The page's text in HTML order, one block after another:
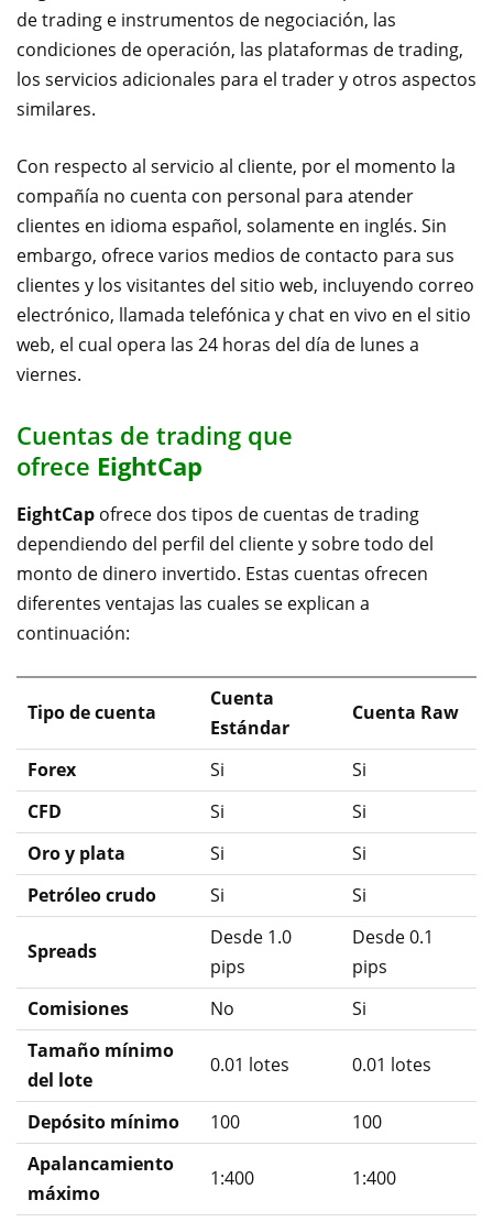
de trading e instrumentos de negociación, las
condiciones de operación, las plataformas de trading,
los servicios adicionales para el trader y otros aspectos
similares.
Con respecto al servicio al cliente, por el momento la
compañía no cuenta con personal para atender
clientes en idioma español, solamente en inglés. Sin
embargo, ofrece varios medios de contacto para sus
clientes y los visitantes del sitio web, incluyendo correo
electrónico, llamada telefónica y chat en vivo en el sitio
web, el cual opera las 24 horas del día de lunes a
viernes.
Cuentas de trading que
ofrece EightCap
EightCap ofrece dos tipos de cuentas de trading
dependiendo del perfil del cliente y sobre todo del
monto de dinero invertido. Estas cuentas ofrecen
diferentes ventajas las cuales se explican a
continuación:
Tipo de cuenta
Cuenta
Estándar
Cuenta Raw
Forex Si
Si
CFD
Si
Si
Oro y plata
Si
Si
Petróleo crudo
Si Si
Spreads
Desde 1.0
pips
Desde 0.1
pips
Comisiones
No
Si
Tamaño mínimo
del lote
0.01 lotes 0.01 lotes
Depósito mínimo 100
100
Apalancamiento
máximo
1:400 1:400